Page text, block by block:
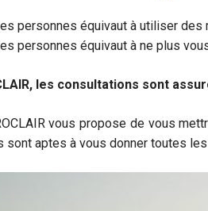
personnes équivaut à utiliser
personnes équivaut à ne plus
les consultations sont
vous propose de vous
sont aptes à vous donner toutes